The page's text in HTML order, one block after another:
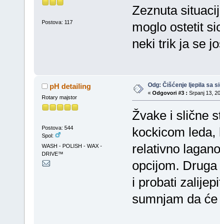
Postova: 117
Zeznuta
moglo ostetit
neki trik ja se
pH detailing
Rotary majstor
Postova: 544
Spol:
WASH - POLISH - WAX -
DRIVE™
Odg: Čišćenje ljepila sa
« Odgovori #3 : Srpanj 13,
Žvake i slične
kockicom leda,
relativno
opcijom.
i probati
sumnjam da